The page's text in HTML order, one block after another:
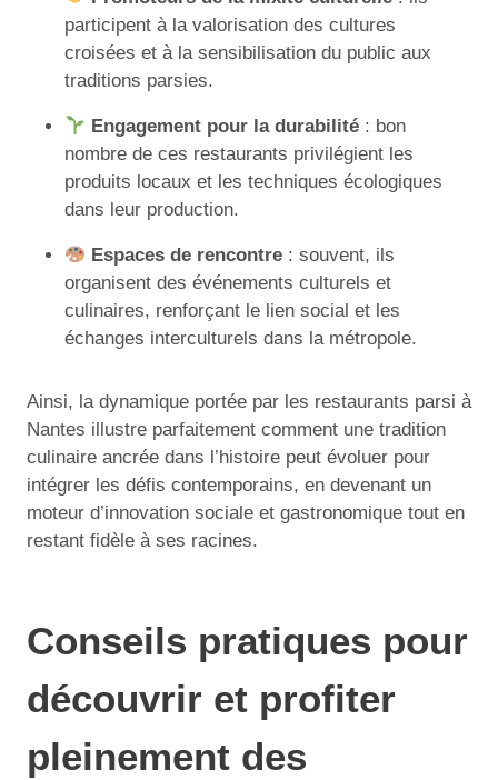
participent à la valorisation des cultures
croisées et à la sensibilisation du public aux
traditions parsies.
Engagement pour la durabilité : bon
nombre de ces restaurants privilégient les
produits locaux et les techniques écologiques
dans leur production.
Espaces de rencontre : souvent, ils
organisent des événements culturels et
culinaires, renforçant le lien social et les
échanges interculturels dans la métropole.
Ainsi, la dynamique portée par les restaurants parsi à
Nantes illustre parfaitement comment une tradition
culinaire ancrée dans l’histoire peut évoluer pour
intégrer les défis contemporains, en devenant un
moteur d’innovation sociale et gastronomique tout en
restant fidèle à ses racines.
Conseils pratiques pour
découvrir et profiter
pleinement des